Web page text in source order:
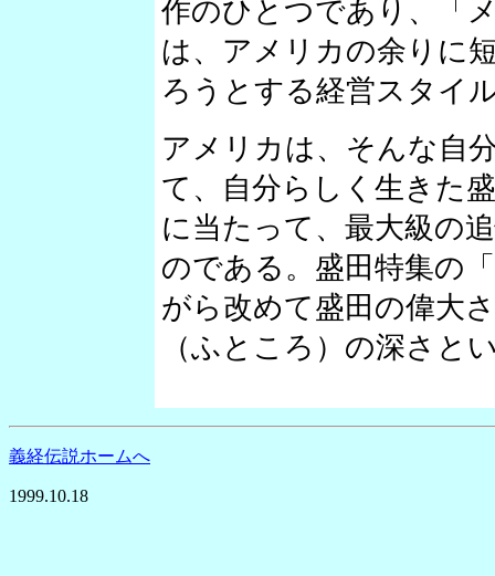
作のひとつであり、「
は、アメリカの余りに
ろうとする経営スタイ
アメリカは、そんな自
て、自分らしく生きた
に当たって、最大級の
のである。盛田特集の
がら改めて盛田の偉大
（ふところ）の深さと
義経伝説ホームへ
1999.10.18